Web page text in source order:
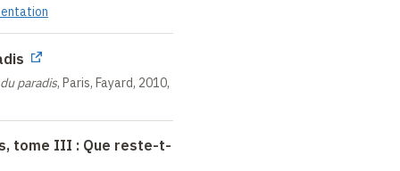
à l'EHESS
mentalités religieuses
universitaire de
paradis, Paris, Fayard, 2010,
tome III : Que reste-t-